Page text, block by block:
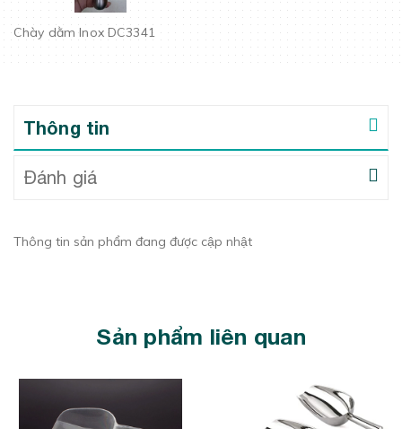
Chày dằm Inox DC3341
Thông tin
Đánh giá
Thông tin sản phẩm đang được cập nhật
Sản phẩm liên quan